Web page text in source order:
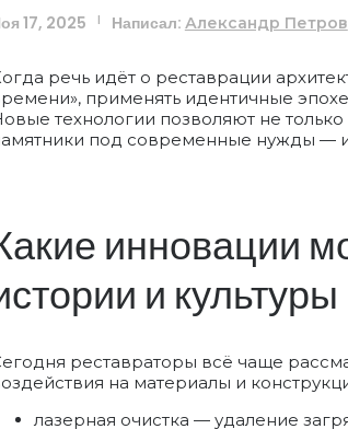
17, 2025 Написал: Александр Петров
речь идёт о реставрации
применять идентичные
технологии позволяют не
под современные нужды — и
инновации
и культуры
реставраторы всё чаще
на материалы и
лазерная очистка — удаление